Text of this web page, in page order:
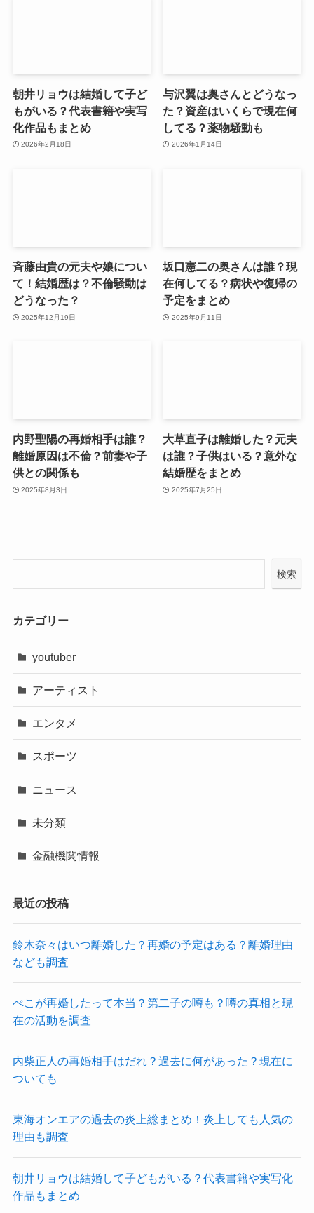
朝井リョウは結婚して子ど
もがいる？代表書籍や実写
化作品もまとめ
2026年2月18日
与沢翼は奥さんとどうなっ
た？資産はいくらで現在何
してる？薬物騒動も
2026年1月14日
斉藤由貴の元夫や娘につい
て！結婚歴は？不倫騒動は
どうなった？
2025年12月19日
坂口憲二の奥さんは誰？現
在何してる？病状や復帰の
予定をまとめ
2025年9月11日
内野聖陽の再婚相手は誰？
離婚原因は不倫？前妻や子
供との関係も
2025年8月3日
大草直子は離婚した？元夫
は誰？子供はいる？意外な
結婚歴をまとめ
2025年7月25日
検索
カテゴリー
youtuber
アーティスト
エンタメ
スポーツ
ニュース
未分類
金融機関情報
最近の投稿
鈴木奈々はいつ離婚した？再婚の予定はある？離婚理由
なども調査
ぺこが再婚したって本当？第二子の噂も？噂の真相と現
在の活動を調査
内柴正人の再婚相手はだれ？過去に何があった？現在に
ついても
東海オンエアの過去の炎上総まとめ！炎上しても人気の
理由も調査
朝井リョウは結婚して子どもがいる？代表書籍や実写化
作品もまとめ